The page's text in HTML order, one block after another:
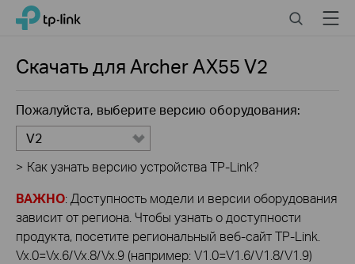
Click
navigation
TP-Link, Reliably Smart SearchMenu
Скачать дляArcher AX55V2
Пожалуйста, выберите версию оборудования:
V2
> Как узнать версию устройства TP-Link?
ВАЖНО: Доступность модели и версии оборудования
зависит от региона. Чтобы узнать о доступности
продукта, посетите региональный веб-сайт TP-Link.
Vx.0=Vx.6/Vx.8/Vx.9 (например: V1.0=V1.6/V1.8/V1.9)